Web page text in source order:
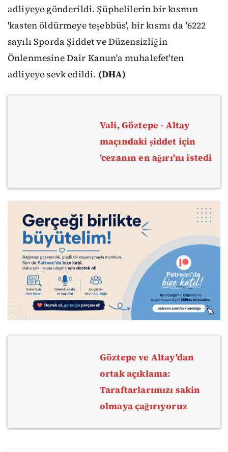
adliyeye gönderildi. Şüphelilerin bir kısmın
'kasten öldürmeye teşebbüs', bir kısmı da '6222
sayılı Sporda Şiddet ve Düzensizliğin
Önlenmesine Dair Kanun'a muhalefet'ten
adliyeye sevk edildi. (DHA)
Vali, Göztepe - Altay
maçındaki şiddet için
'cezanın en ağırı'nı istedi
Göztepe ve Altay'dan
ortak açıklama:
Taraftarlarımızı sakin
olmaya çağırıyoruz